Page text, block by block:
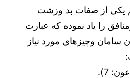
يكي از صفات بد وزشت
را ياد نموده كه عبارت
سامان وچيزهاي مورد نياز
7).